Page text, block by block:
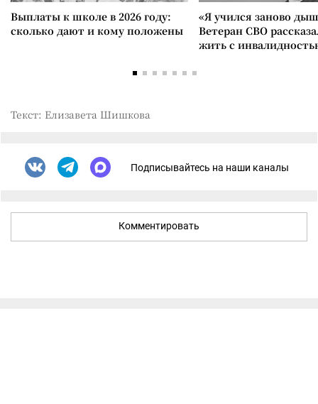
Выплаты к школе в 2026 году:
сколько дают и кому положены
«Я учился заново
Ветеран СВО
жить с
Текст: Елизавета Шишкова
Подписывайтесь на наши каналы
Комментировать